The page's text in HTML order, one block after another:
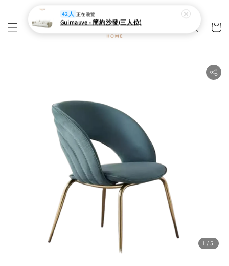
1 /5
42人 正在瀏覽
Guimauve - 簡約沙發(三人位)